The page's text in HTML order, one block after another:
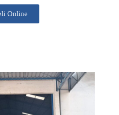
Online